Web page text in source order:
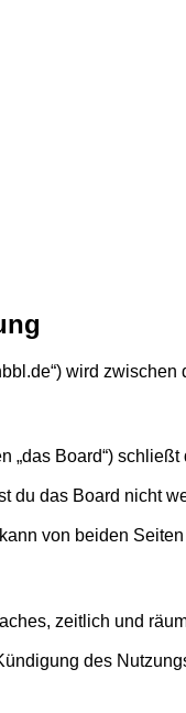
wird
„das Board“)
du das Board nicht
von beiden
zeitlich und
des